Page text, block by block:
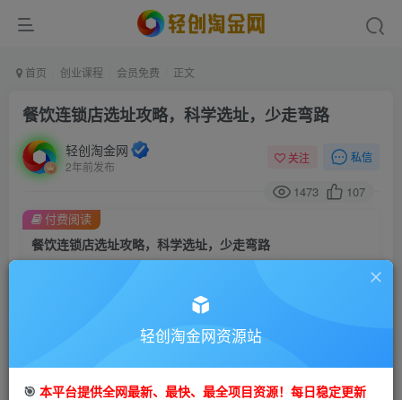
首页 创业课程 会员免费 正文
餐饮连锁店选址攻略，科学选址，少走弯路
轻创淘金网
2年前发布
关注 私信
1473 107
餐饮连锁店选址攻略，科学选址，少走弯路
此内容为付费阅读，请付费后查看
9.9
免费 钻石会员
付费阅读
轻创淘金网资源站
🎯 本平台提供全网最新、最快、最全项目资源！每日稳定更新